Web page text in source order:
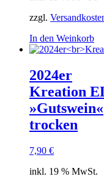
zzgl.
In den Weinkorb
2024er
Kreation
»Gutswein«
trocken
7,90 €
inkl. 19 % MwSt.